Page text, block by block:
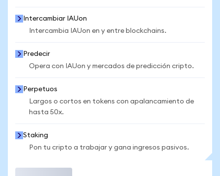
Intercambiar IAUon
Intercambia IAUon en y entre blockchains.
Predecir
Opera con IAUon y mercados de predicción cripto.
Perpetuos
Largos o cortos en tokens con apalancamiento de
hasta 50x.
Staking
Pon tu cripto a trabajar y gana ingresos pasivos.